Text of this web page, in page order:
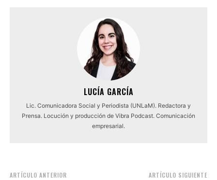
LUCÍA GARCÍA
Lic. Comunicadora Social y Periodista (UNLaM). Redactora y
Prensa. Locución y producción de Vibra Podcast. Comunicación
empresarial.
ARTÍCULO ANTERIOR ARTÍCULO SIGUIENTE